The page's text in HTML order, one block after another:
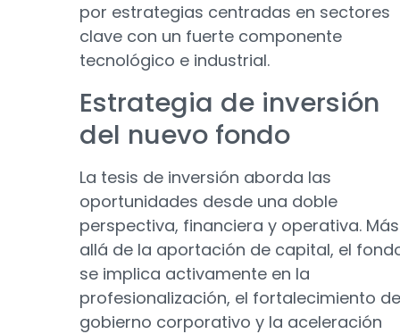
por estrategias centradas en sectores
clave con un fuerte componente
tecnológico e industrial.
Estrategia de inversión
del nuevo fondo
La tesis de inversión aborda las
oportunidades desde una doble
perspectiva, financiera y operativa. Más
allá de la aportación de capital, el
se implica activamente en la
profesionalización, el fortalecimiento
gobierno corporativo y la aceleración